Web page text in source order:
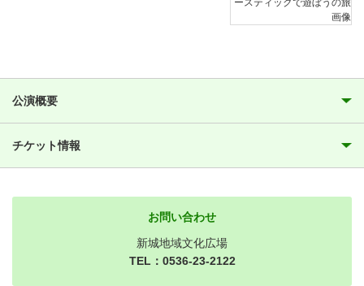
公演概要
チケット情報
お問い合わせ
新城地域文化広場
TEL：0536-23-2122